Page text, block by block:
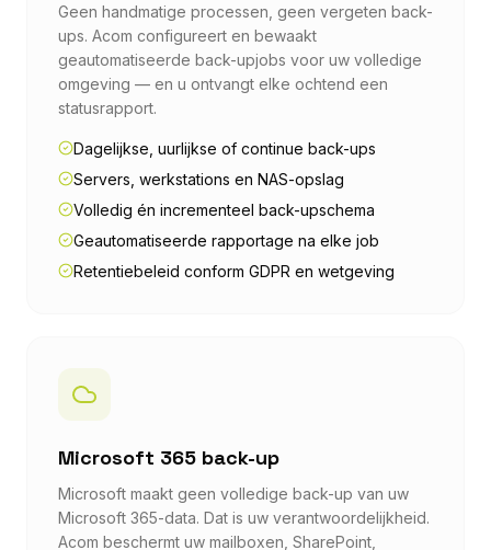
Geen handmatige processen, geen vergeten back-
ups. Acom configureert en bewaakt
geautomatiseerde back-upjobs voor uw volledige
omgeving — en u ontvangt elke ochtend een
statusrapport.
Dagelijkse, uurlijkse of continue back-ups
Servers, werkstations en NAS-opslag
Volledig én incrementeel back-upschema
Geautomatiseerde rapportage na elke job
Retentiebeleid conform GDPR en wetgeving
Microsoft 365 back-up
Microsoft maakt geen volledige back-up van uw
Microsoft 365-data. Dat is uw verantwoordelijkheid.
Acom beschermt uw mailboxen, SharePoint,